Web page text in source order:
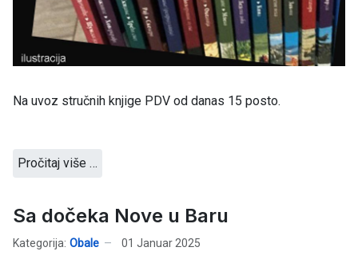
Na uvoz stručnih knjige PDV od danas 15 posto.
Pročitaj više …
Sa dočeka Nove u Baru
Kategorija: Obale 01 Januar 2025